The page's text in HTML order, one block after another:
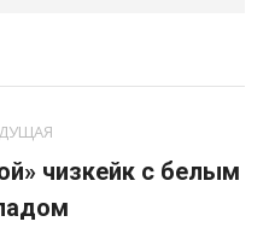
чизкейк с белым